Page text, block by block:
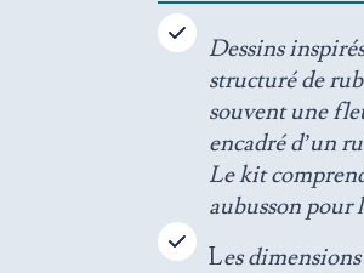
Dessins
structuré de
souvent une
encadré d’un
Le kit
aubusson pour
Les